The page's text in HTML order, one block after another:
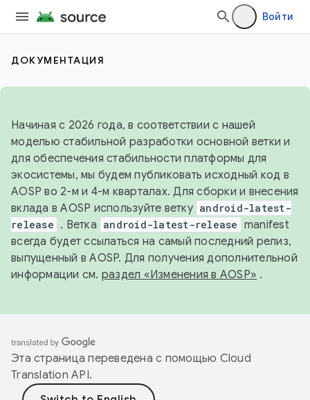
Войти
ДОКУМЕНТАЦИЯ
Начиная с 2026 года, в соответствии с нашей
моделью стабильной разработки основной ветки и
для обеспечения стабильности платформы для
экосистемы, мы будем публиковать исходный код в
AOSP во 2-м и 4-м кварталах. Для сборки и внесения
вклада в AOSP используйте ветку android-latest-
release . Ветка android-latest-release manifest
всегда будет ссылаться на самый последний релиз,
выпущенный в AOSP. Для получения дополнительной
информации см. раздел «Изменения в AOSP» .
Эта страница переведена с помощью Cloud
Translation API.